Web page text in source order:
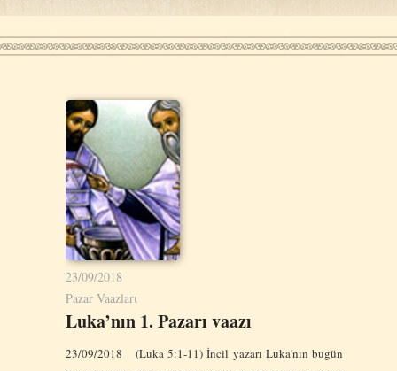
23/09/2018
Pazar Vaazlarι
Luka’nın 1. Pazarı vaazı
23/09/2018 (Luka 5:1-11) İncil yazarı Luka'nın bugün